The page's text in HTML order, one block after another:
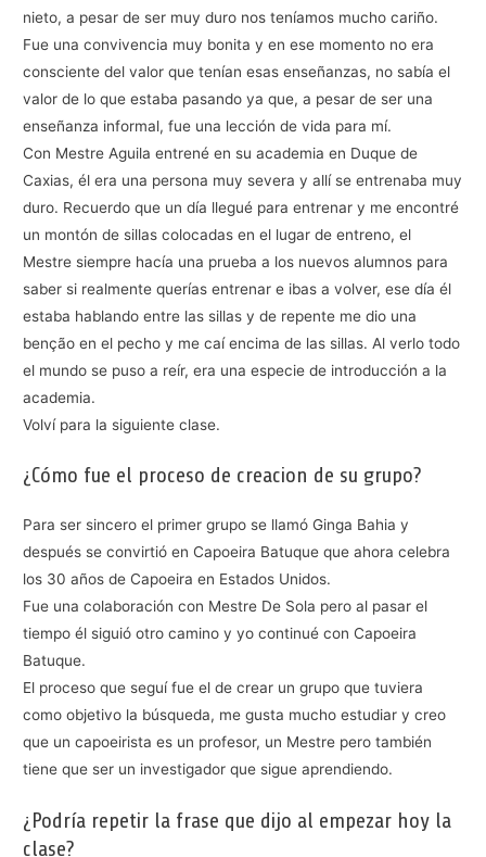
nieto, a pesar de ser muy duro nos teníamos mucho cariño.
Fue una convivencia muy bonita y en ese momento no era
consciente del valor que tenían esas enseñanzas, no sabía el
valor de lo que estaba pasando ya que, a pesar de ser una
enseñanza informal, fue una lección de vida para mí.
Con Mestre Aguila entrené en su academia en Duque de
Caxias, él era una persona muy severa y allí se entrenaba muy
duro. Recuerdo que un día llegué para entrenar y me encontré
un montón de sillas colocadas en el lugar de entreno, el
Mestre siempre hacía una prueba a los nuevos alumnos para
saber si realmente querías entrenar e ibas a volver, ese día él
estaba hablando entre las sillas y de repente me dio una
benção en el pecho y me caí encima de las sillas. Al verlo todo
el mundo se puso a reír, era una especie de introducción a la
academia.
Volví para la siguiente clase.
¿Cómo fue el proceso de creacion de su grupo?
Para ser sincero el primer grupo se llamó Ginga Bahia y
después se convirtió en Capoeira Batuque que ahora celebra
los 30 años de Capoeira en Estados Unidos.
Fue una colaboración con Mestre De Sola pero al pasar el
tiempo él siguió otro camino y yo continué con Capoeira
Batuque.
El proceso que seguí fue el de crear un grupo que tuviera
como objetivo la búsqueda, me gusta mucho estudiar y creo
que un capoeirista es un profesor, un Mestre pero también
tiene que ser un investigador que sigue aprendiendo.
¿Podría repetir la frase que dijo al empezar hoy la
clase?